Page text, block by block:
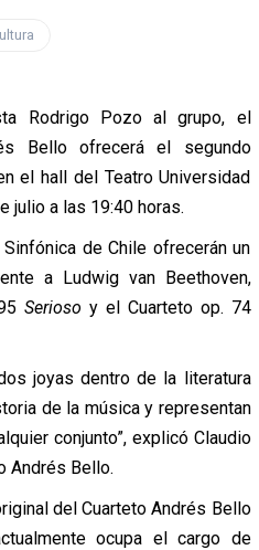
Rodrigo Pozo al grupo, el
Bello ofrecerá el segundo
el hall del Teatro Universidad
julio a las 19:40 horas.
de Chile ofrecerán un
a Ludwig van Beethoven,
Serioso y el Cuarteto op. 74
joyas dentro de la literatura
de la música y representan
conjunto”, explicó Claudio
Andrés Bello.
del Cuarteto Andrés Bello
ocupa el cargo de